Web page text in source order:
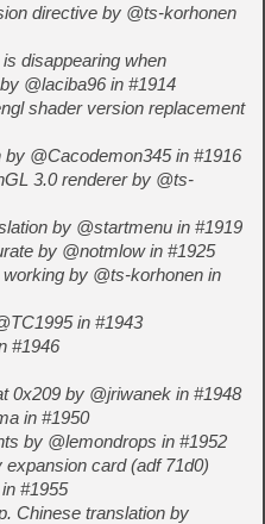
directive by @ts-korhonen
disappearing when
@laciba96 in #1914
shader version replacement
@Cacodemon345 in #1916
3.0 renderer by @ts-
by @startmenu in #1919
by @notmlow in #1925
by @ts-korhonen in
in #1943
#1946
0x209 by @jriwanek in #1948
in #1950
by @lemondrops in #1952
card (adf 71d0)
#1955
Chinese translation by